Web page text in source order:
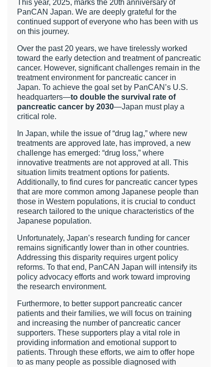
This year, 2025, marks the 20th anniversary of
PanCAN Japan. We are deeply grateful for the
continued support of everyone who has been with us
on this journey.
Over the past 20 years, we have tirelessly worked
toward the early detection and treatment of pancreatic
cancer. However, significant challenges remain in the
treatment environment for pancreatic cancer in
Japan. To achieve the goal set by PanCAN’s U.S.
headquarters—to double the survival rate of
pancreatic cancer by 2030—Japan must play a
critical role.
In Japan, while the issue of “drug lag,” where new
treatments are approved late, has improved, a new
challenge has emerged: “drug loss,” where
innovative treatments are not approved at all. This
situation limits treatment options for patients.
Additionally, to find cures for pancreatic cancer types
that are more common among Japanese people than
those in Western populations, it is crucial to conduct
research tailored to the unique characteristics of the
Japanese population.
Unfortunately, Japan’s research funding for cancer
remains significantly lower than in other countries.
Addressing this disparity requires urgent policy
reforms. To that end, PanCAN Japan will intensify its
policy advocacy efforts and work toward improving
the research environment.
Furthermore, to better support pancreatic cancer
patients and their families, we will focus on training
and increasing the number of pancreatic cancer
supporters. These supporters play a vital role in
providing information and emotional support to
patients. Through these efforts, we aim to offer hope
to as many people as possible diagnosed with